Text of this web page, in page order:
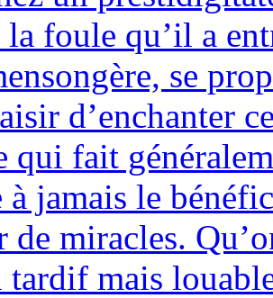
foule qu’il a
se
d’enchanter
qui fait
à jamais le
de miracles.
tar­dif mais